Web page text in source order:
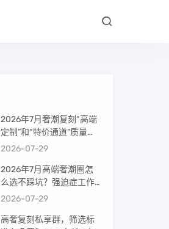
2026年7月奢潮复刻“高端
定制”和“特价通道”质量差
很多吗？内行人说出真相
2026-07-29
2026年7月高端奢潮圈怎
么选不踩坑？强迫症工作
室的筛选机制是真相还是
2026-07-29
高奢复刻私享群，筛选标